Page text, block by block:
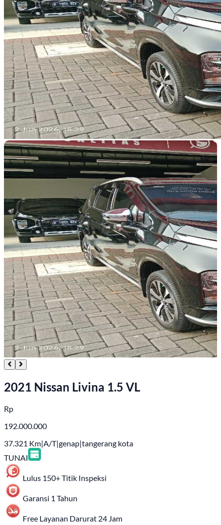
2021 Nissan Livina 1.5 VL
Rp
192.000.000
37.321 Km|A/T|genap|tangerang kota
TUNAI
Lulus 150+ Titik Inspeksi
Garansi 1 Tahun
Free Layanan Darurat 24 Jam